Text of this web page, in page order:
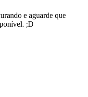
e aguarde que
;D